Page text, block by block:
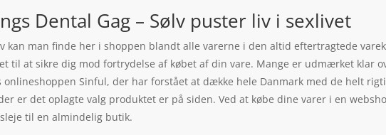
Dental Gag – Sølv puster liv i sexlivet
kan man finde her i shoppen blandt alle varerne i den altid eftertragtede
til at sikre dig mod fortrydelse af købet af din vare. Mange er udmærket klar
onlineshoppen Sinful, der har forstået at dække hele Danmark med de helt
er det oplagte valg produktet er på siden. Ved at købe dine varer i en
til en almindelig butik.